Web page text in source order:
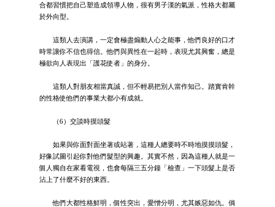
合都習慣把自己塑造成領導人物，很有男子漢的氣派，性格大都屬
於外向型。
這類人去演講，一定會極盡煽動人心之能事，他們良好的口才
時常讓你不信也得信。他們與異性在一起時，表現尤其興奮，總是
極欲向人表現出「護花使者」的身分。
這類人對朋友相當真誠，但不輕易把別人當作知己。踏實肯幹
的性格使他們的事業大都小有成就。
（6）交談時摸頭髮
如果與你面對面坐著或站著，這種人總要時不時地摸摸頭髮，
好像試圖引起你對他們髮型的興趣。其實不然，因為這種人就是一
個人獨自在家看電視，也會每隔三五分鐘「檢查」一下頭髮上是否
沾上了什麼不好的東西。
他們大都性格鮮明，個性突出，愛憎分明，尤其嫉惡如仇。倘